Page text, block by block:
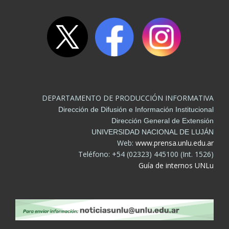
DEPARTAMENTO DE PRODUCCIÓN INFORMATIVA
Dirección de Difusión e Información Institucional
Dirección General de Extensión
UNIVERSIDAD NACIONAL DE LUJÁN
Web: www.prensa.unlu.edu.ar
Teléfono: +54 (02323) 445100 (Int. 1526)
Guía de internos UNLu